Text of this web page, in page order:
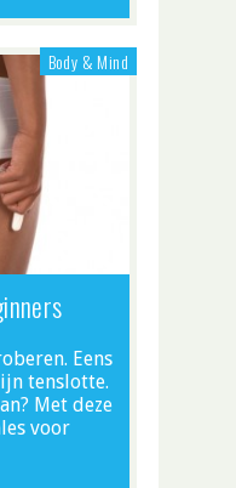
Body & Mind
Eens
tenslotte.
Met deze
voor